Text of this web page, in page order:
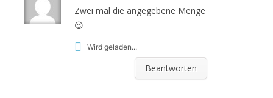
Zwei mal die angegebene Menge
😉
Wird geladen...
Beantworten